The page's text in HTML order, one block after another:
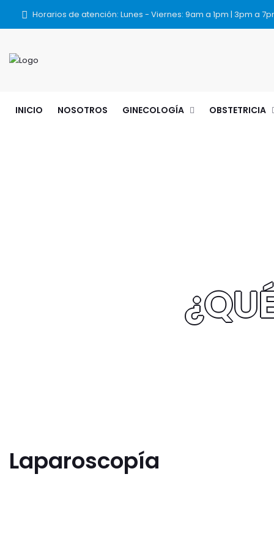
Horarios de atención: Lunes - Viernes: 9am a 1pm | 3pm a
INICIO NOSOTROS GINECOLOGÍA OBSTETRICIA
Laparoscopía